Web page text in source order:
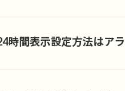
時間表示設定方法はア